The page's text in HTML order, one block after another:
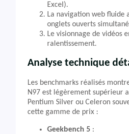
Excel).
La navigation web fluide
onglets ouverts
Le visionnage de vidéos
ralentissement.
Analyse technique
Les benchmarks réalisés
N97 est légèrement supérieur
Pentium Silver ou Celeron
cette gamme de prix :
Geekbench 5 :